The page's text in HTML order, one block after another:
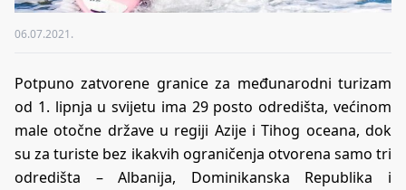
06.07.2021.
Potpuno zatvorene granice za međunarodni turizam
od 1. lipnja u svijetu ima 29 posto odredišta, većinom
male otočne države u regiji Azije i Tihog oceana, dok
su za turiste bez ikakvih ograničenja otvorena samo tri
odredišta – Albanija, Dominikanska Republika i